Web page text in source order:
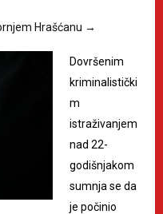
Hrašćanu →
Dovršenim
kriminalistički
m
istraživanjem
nad 22-
godišnjakom
sumnja se da
je počinio